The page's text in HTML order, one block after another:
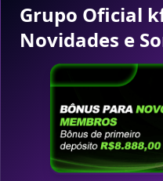
Grupo Oficial
Novidades e